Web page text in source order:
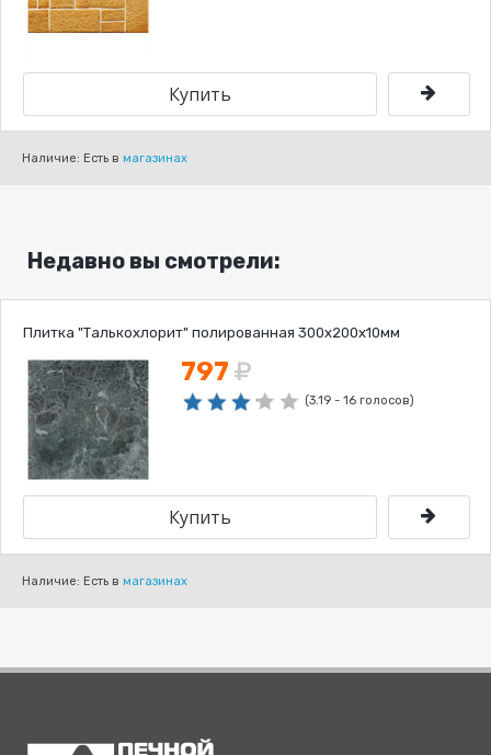
Наличие: Есть в магазинах
Недавно вы смотрели:
Плитка "Талькохлорит" полированная 300х200х10мм
797
(3.19 - 16 голосов)
Наличие: Есть в магазинах